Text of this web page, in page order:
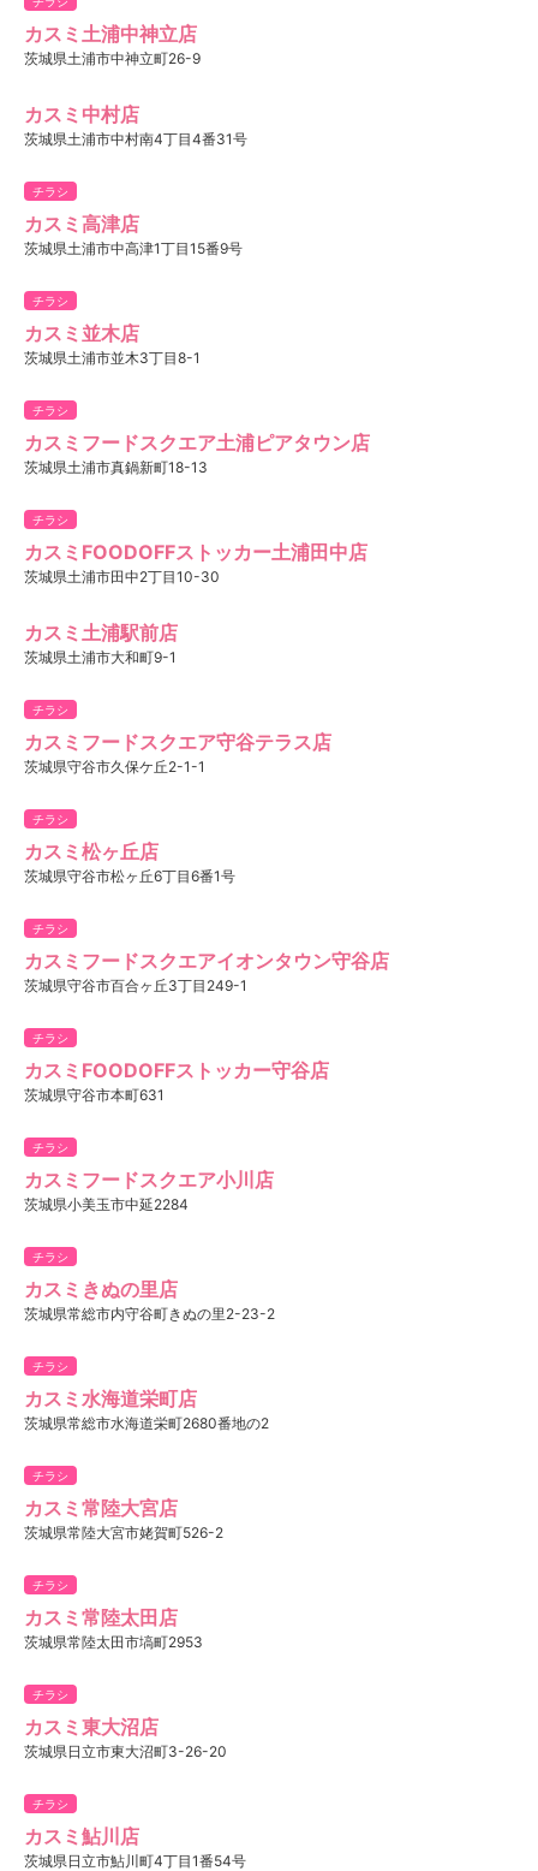
カスミ土浦中神立店
茨城県土浦市中神立町26-9
カスミ中村店
茨城県土浦市中村南4丁目4番31号
チラシ
カスミ高津店
茨城県土浦市中高津1丁目15番9号
チラシ
カスミ並木店
茨城県土浦市並木3丁目8-1
チラシ
カスミフードスクエア土浦ピアタウン店
茨城県土浦市真鍋新町18-13
チラシ
カスミFOODOFFストッカー土浦田中店
茨城県土浦市田中2丁目10-30
カスミ土浦駅前店
茨城県土浦市大和町9-1
チラシ
カスミフードスクエア守谷テラス店
茨城県守谷市久保ケ丘2-1-1
チラシ
カスミ松ヶ丘店
茨城県守谷市松ヶ丘6丁目6番1号
チラシ
カスミフードスクエアイオンタウン守谷店
茨城県守谷市百合ヶ丘3丁目249-1
チラシ
カスミFOODOFFストッカー守谷店
茨城県守谷市本町631
チラシ
カスミフードスクエア小川店
茨城県小美玉市中延2284
チラシ
カスミきぬの里店
茨城県常総市内守谷町きぬの里2-23-2
チラシ
カスミ水海道栄町店
茨城県常総市水海道栄町2680番地の2
チラシ
カスミ常陸大宮店
茨城県常陸大宮市姥賀町526-2
チラシ
カスミ常陸太田店
茨城県常陸太田市塙町2953
チラシ
カスミ東大沼店
茨城県日立市東大沼町3-26-20
チラシ
カスミ鮎川店
茨城県日立市鮎川町4丁目1番54号